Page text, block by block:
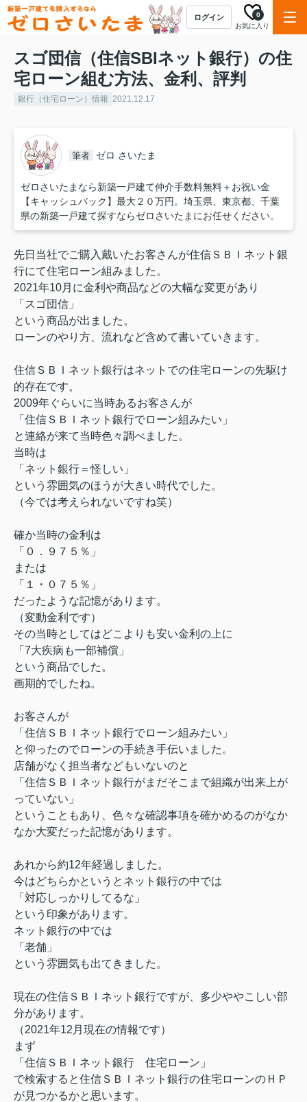
ログイン
お気に入り
0
スゴ団信（住信SBIネット銀行）の住
宅ローン組む方法、金利、評判
銀行（住宅ローン）情報 2021.12.17
筆者 ゼロ さいたま
ゼロさいたまなら新築一戸建て仲介手数料無料＋お祝い金
【キャッシュバック】最大２０万円。埼玉県、東京都、千葉
県の新築一戸建て探すならゼロさいたまにお任せください。
先日当社でご購入戴いたお客さんが住信ＳＢＩネット銀
行にて住宅ローン組みました。
2021年10月に金利や商品などの大幅な変更があり
「スゴ団信」
という商品が出ました。
ローンのやり方、流れなど含めて書いていきます。
住信ＳＢＩネット銀行はネットでの住宅ローンの先駆け
的存在です。
2009年ぐらいに当時あるお客さんが
「住信ＳＢＩネット銀行でローン組みたい」
と連絡が来て当時色々調べました。
当時は
「ネット銀行＝怪しい」
という雰囲気のほうが大きい時代でした。
（今では考えられないですね笑）
確か当時の金利は
「０．９７５％」
または
「１・０７５％」
だったような記憶があります。
（変動金利です）
その当時としてはどこよりも安い金利の上に
「7大疾病も一部補償」
という商品でした。
画期的でしたね。
お客さんが
「住信ＳＢＩネット銀行でローン組みたい」
と仰ったのでローンの手続き手伝いました。
店舗がなく担当者などもいないのと
「住信ＳＢＩネット銀行がまだそこまで組織が出来上が
っていない」
ということもあり、色々な確認事項を確かめるのがなか
なか大変だった記憶があります。
あれから約12年経過しました。
今はどちらかというとネット銀行の中では
「対応しっかりしてるな」
という印象があります。
ネット銀行の中では
「老舗」
という雰囲気も出てきました。
現在の住信ＳＢＩネット銀行ですが、多少ややこしい部
分があります。
（2021年12月現在の情報です）
まず
「住信ＳＢＩネット銀行 住宅ローン」
で検索すると住信ＳＢＩネット銀行の住宅ローンのＨＰ
が見つかるかと思います。